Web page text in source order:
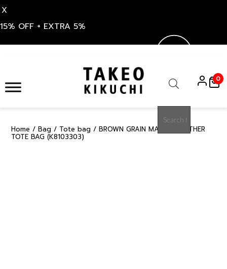
X
15% OFF + EXTRA 5%
content
search
0
Home / Bag / Tote bag / BROWN GRAIN MAISON LEATHER
TOTE BAG (K8103303)